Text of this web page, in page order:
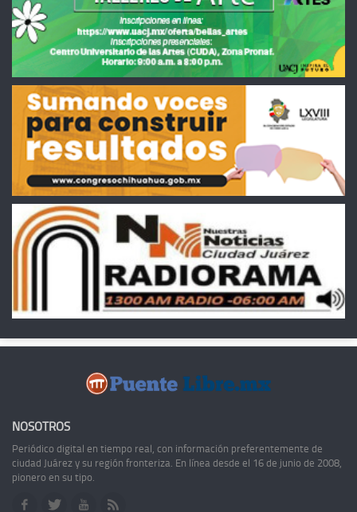
NOSOTROS
Periódico digital en tiempo real, con información preferentemente de
ciudad Juárez y su región fronteriza. En línea desde el 16 de junio de 2008,
pionero en su tipo.